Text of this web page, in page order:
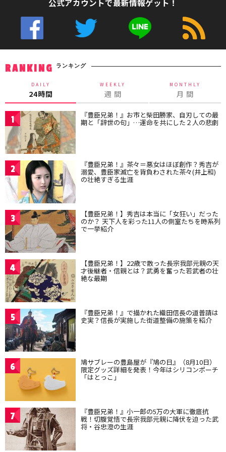
公式アカウントで最新情報ゲット！
RANKING ランキング
DAILY
24時間
WEEKLY
週 間
MONTHLY
月 間
1 『豊臣兄弟！』お市と柴田勝家、自刃しての最
期と「辞世の句」…運命を共にした２人の悲劇
2 『豊臣兄弟！』茶々＝悪女はほぼ創作？秀吉が
溺愛、豊臣家滅亡を背負わされた茶々(井上和)
の壮絶すぎる生涯
3 【豊臣兄弟！】秀吉は本当に「女狂い」だった
のか？ 天下人を彩った11人の側室たちを時系列
で一挙紹介
4 【豊臣兄弟！】22歳で散った長宗我部元親の天
才後継者・信親とは？武勇を奮った若武者の壮
絶な最期
5 『豊臣兄弟！』で描かれた織田信長の道普請は
史実？信長が実施した街道整備の施策を紹介
6 鳩サブレーの豊島屋が『鳩の日』（8月10日）
限定グッズ詳細を発表！今年はシリコンポーチ
「はとっこ」
7 『豊臣兄弟！』小一郎の5万の大軍に徹底抗
戦！切腹覚悟で長宗我部元親に降伏を迫った武
将・谷忠澄の生涯